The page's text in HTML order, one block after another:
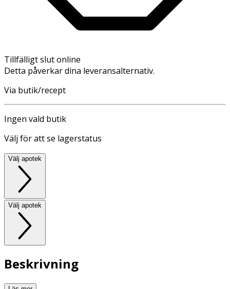
Tillfälligt slut online
Detta påverkar dina leveransalternativ.
Via butik/recept
Ingen vald butik
Välj för att se lagerstatus
Välj apotek
Välj apotek
Beskrivning